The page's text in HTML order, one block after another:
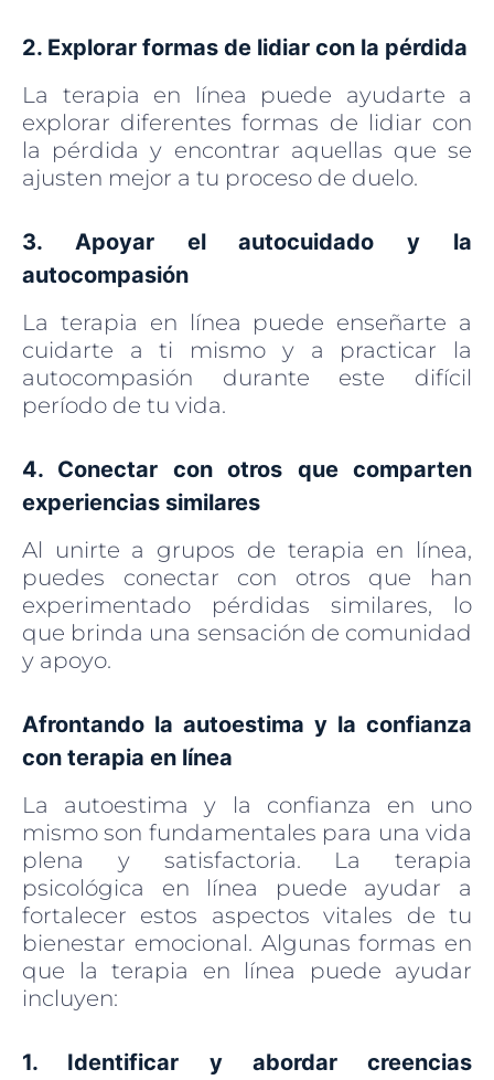
2. Explorar formas de lidiar con la pérdida
La terapia en línea puede ayudarte a
explorar diferentes formas de lidiar con
la pérdida y encontrar aquellas que se
ajusten mejor a tu proceso de duelo.
3. Apoyar el autocuidado y la
autocompasión
La terapia en línea puede enseñarte a
cuidarte a ti mismo y a practicar la
autocompasión durante este difícil
período de tu vida.
4. Conectar con otros que comparten
experiencias similares
Al unirte a grupos de terapia en línea,
puedes conectar con otros que han
experimentado pérdidas similares, lo
que brinda una sensación de comunidad
y apoyo.
Afrontando la autoestima y la confianza
con terapia en línea
La autoestima y la confianza en uno
mismo son fundamentales para una vida
plena y satisfactoria. La terapia
psicológica en línea puede ayudar a
fortalecer estos aspectos vitales de tu
bienestar emocional. Algunas formas en
que la terapia en línea puede ayudar
incluyen:
1. Identificar y abordar creencias